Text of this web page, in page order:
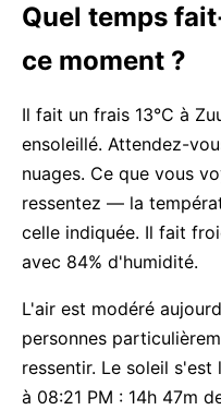
Quel temps
ce moment ?
Il fait un frais 13°C à
ensoleillé. Attendez-
nuages. Ce que vous
ressentez — la
celle indiquée. Il fait
avec 84% d'humidité.
L'air est modéré
personnes
ressentir. Le soleil
à 08:21 PM : 14h 47m